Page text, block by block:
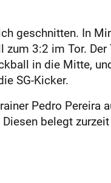
geschnitten. In
3:2 im Tor.
in die Mitte,
SG-Kicker.
Pedro
belegt